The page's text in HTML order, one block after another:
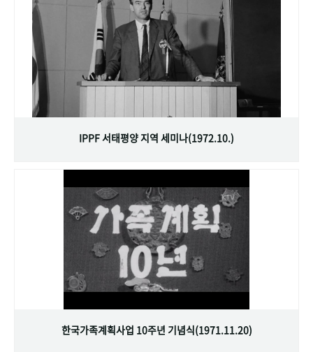
IPPF 서태평양 지역 세미나(1972.10.)
한국가족계획사업 10주년 기념식(1971.11.20)